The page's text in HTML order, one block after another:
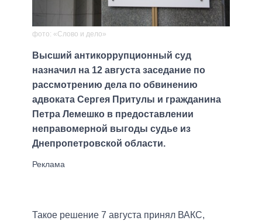
фото: «Слово и дело»
Высший антикоррупционный суд
назначил на 12 августа заседание по
рассмотрению дела по обвинению
адвоката Сергея Притулы и гражданина
Петра Лемешко в предоставлении
неправомерной выгоды судье из
Днепропетровской области.
Такое решение 7 августа принял ВАКС,